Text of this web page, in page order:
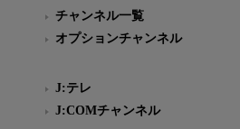
チャンネル一覧
オプションチャンネル
J:テレ
J:COMチャンネル